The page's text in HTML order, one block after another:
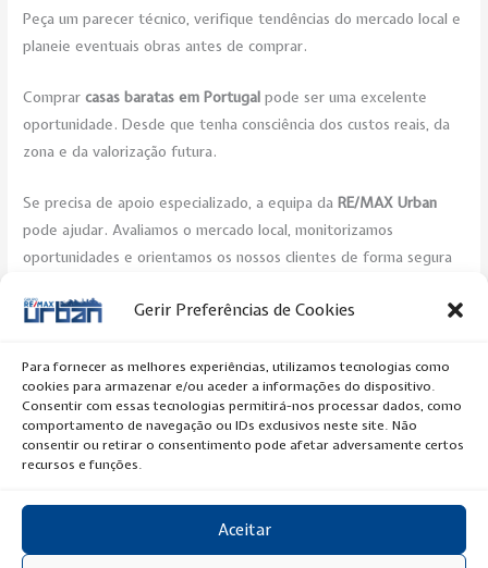
Gerir Preferências de Cookies
Para fornecer as melhores experiências, utilizamos tecnologias como
cookies para armazenar e/ou aceder a informações do dispositivo.
Consentir com essas tecnologias permitirá-nos processar dados, como
comportamento de navegação ou IDs exclusivos neste site. Não
consentir ou retirar o consentimento pode afetar adversamente certos
recursos e funções.
Aceitar
Peça um parecer técnico, verifique tendências do mercado local e
planeie eventuais obras antes de comprar.
Comprarcasas baratas em Portugal pode ser uma excelente
oportunidade. Desde que tenha consciência dos custos reais, da
zona e da valorização futura.
Se precisa de apoio especializado, a equipa daRE/MAX Urban
pode ajudar. Avaliamos o mercado local, monitorizamos
oportunidades e orientamos os nossos clientes de forma segura
←Previous Artigo Next Artigo
Copyright © 2020 RE/MAX Urban